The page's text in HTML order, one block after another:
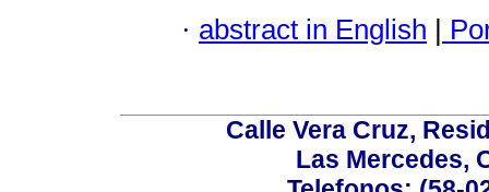
· abstract in English |
Calle Vera Cruz,
Las Mercedes,